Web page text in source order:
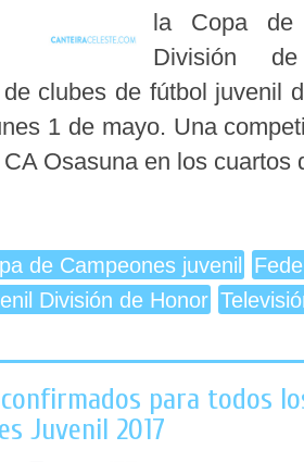
la Copa de
División
clubes de fútbol juvenil
1 de mayo. Una
Osasuna en los cuartos
de Campeones juvenil
División de Honor
para todos
Juvenil 2017